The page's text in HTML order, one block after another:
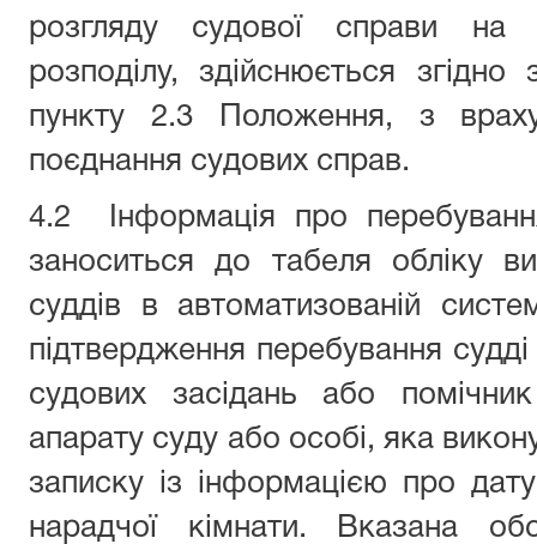
розгляду судової справи на
розподілу, здійснюється
пункту 2.3 Положення, з
поєднання судових справ.
4.2 Інформація про
заноситься до табеля обліку
суддів в автоматизованій
підтвердження перебування
судових засідань або
апарату суду або особі, яка
записку із інформацією про
нарадчої кімнати. Вказана